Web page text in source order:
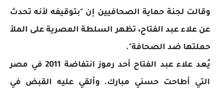
وقالت لجنة حماية الصحافيين إن "بتوقيفه لأنه تحدث
عن علاء عبد الفتاح، تظهر السلطة المصرية على الملأ
حملتها ضد الصحافة".
يُعد علاء عبد الفتاح أحد رموز انتفاضة 2011 في مصر
التي أطاحت حسني مبارك. وألقي عليه القبض في